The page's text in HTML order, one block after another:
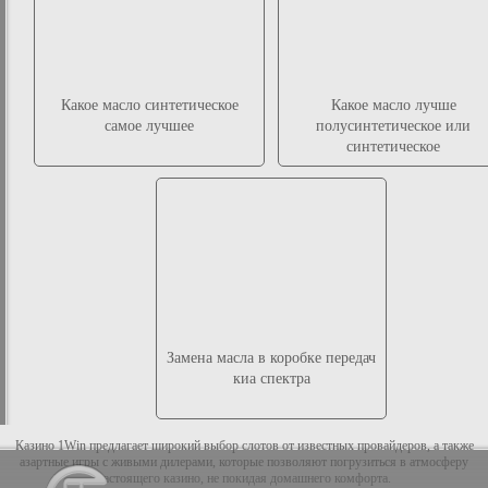
Какое масло синтетическое
самое лучшее
Какое масло лучше
полусинтетическое или
синтетическое
Замена масла в коробке передач
киа спектра
Казино 1Win предлагает широкий выбор слотов от известных провайдеров, а также
азартные игры с живыми дилерами, которые позволяют погрузиться в атмосферу
настоящего казино, не покидая домашнего комфорта.